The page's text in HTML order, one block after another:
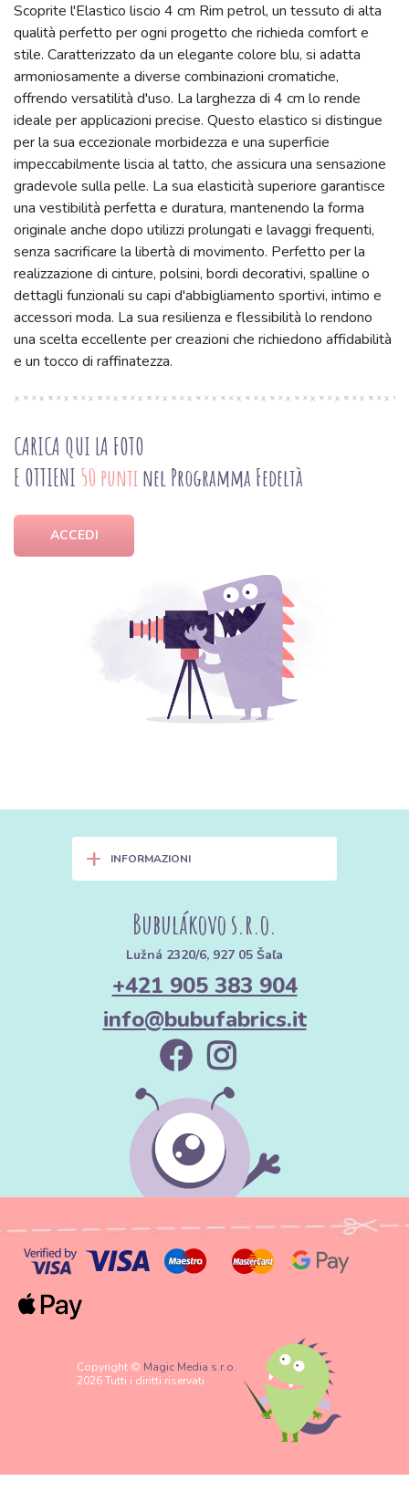
Scoprite l'Elastico liscio 4 cm Rim petrol, un tessuto di alta
qualità perfetto per ogni progetto che richieda comfort e
stile. Caratterizzato da un elegante colore blu, si adatta
armoniosamente a diverse combinazioni cromatiche,
offrendo versatilità d'uso. La larghezza di 4 cm lo rende
ideale per applicazioni precise. Questo elastico si distingue
per la sua eccezionale morbidezza e una superficie
impeccabilmente liscia al tatto, che assicura una sensazione
gradevole sulla pelle. La sua elasticità superiore garantisce
una vestibilità perfetta e duratura, mantenendo la forma
originale anche dopo utilizzi prolungati e lavaggi frequenti,
senza sacrificare la libertà di movimento. Perfetto per la
realizzazione di cinture, polsini, bordi decorativi, spalline o
dettagli funzionali su capi d'abbigliamento sportivi, intimo e
accessori moda. La sua resilienza e flessibilità lo rendono
una scelta eccellente per creazioni che richiedono affidabilità
e un tocco di raffinatezza.
CARICA QUI LA FOTO
E OTTIENI 50 punti nel Programma Fedeltà
ACCEDI
+ INFORMAZIONI
Bubulákovo s.r.o.
Lužná 2320/6, 927 05 Šaľa
+421 905 383 904
info@bubufabrics.it
Copyright © Magic Media s.r.o.
2026 Tutti i diritti riservati